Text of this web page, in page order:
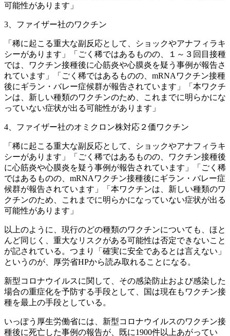
可能性があります」
3、ファイザー社のワクチン
「稀に起こる重大な副反応として、ショックやアナフィラキ
シーがあります」「ごく稀ではあるものの、１～３回目接種
では、ワクチン接種後に心筋炎や心膜炎を疑う事例が報告さ
れています」「ごく稀ではあるものの、mRNAワクチン接種
後にギラン・バレー症候群が報告されています」「本ワクチ
ンは、新しい種類のワクチンのため、これまでに明らかにな
っていない症状が出る可能性があります」
4、ファイザー社のオミクロン株対応２価ワクチン
「稀に起こる重大な副反応として、ショックやアナフィラキ
シーがあります」「ごく稀ではあるものの、ワクチン接種後
に心筋炎や心膜炎を疑う事例が報告されています」「ごく稀
ではあるものの、mRNAワクチン接種後にギラン・バレー症
候群が報告されています」「本ワクチンは、新しい種類のワ
クチンのため、これまでに明らかになっていない症状が出る
可能性があります」
以上のように、現行のどの種類のワクチンについても、ほと
んど同じく、重大なリスクがある可能性は否定できないこと
が記されている。つまり「確実に安全であるとは言えない」
というのが、厚労省HPから読み取れることになる。
新型コロナウイルスに関して、その感染防止および感染した
場合の重症化を予防する手段として、国は現在もワクチン接
種を最上の手段としている。
いっぽう厚生労働省には、新型コロナウイルスのワクチン接
種後に死亡した事例の報告が、既に1900件以上あがってい